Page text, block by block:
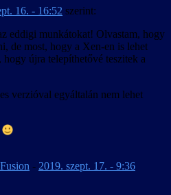
16. - 16:52 szerint:
eddigi munkátokat! Olvastam, hogy
de most, hogy a Xen-en is lehet
hogy újra telepíthetővé teszitek a
verzióval egyáltalán nem lehet
- 2019. szept. 17. - 9:36